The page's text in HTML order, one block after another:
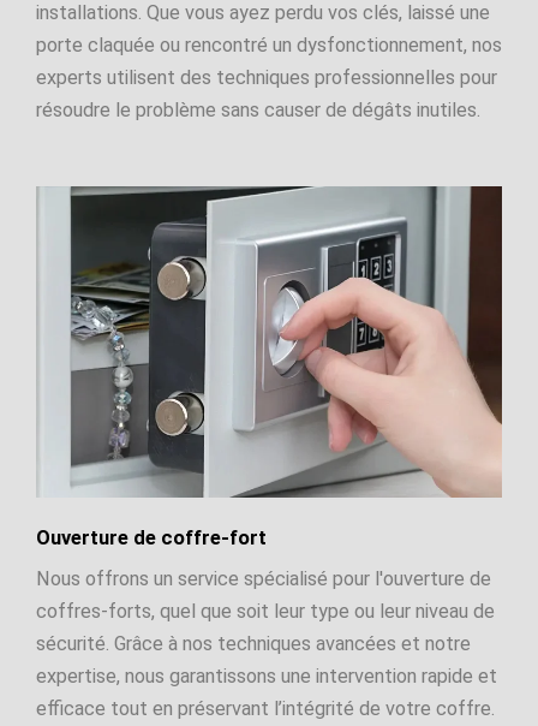
installations. Que vous ayez perdu vos clés, laissé une
porte claquée ou rencontré un dysfonctionnement, nos
experts utilisent des techniques professionnelles pour
résoudre le problème sans causer de dégâts inutiles.
Ouverture de coffre-fort
Nous offrons un service spécialisé pour l'ouverture de
coffres-forts, quel que soit leur type ou leur niveau de
sécurité. Grâce à nos techniques avancées et notre
expertise, nous garantissons une intervention rapide et
efficace tout en préservant l’intégrité de votre coffre.